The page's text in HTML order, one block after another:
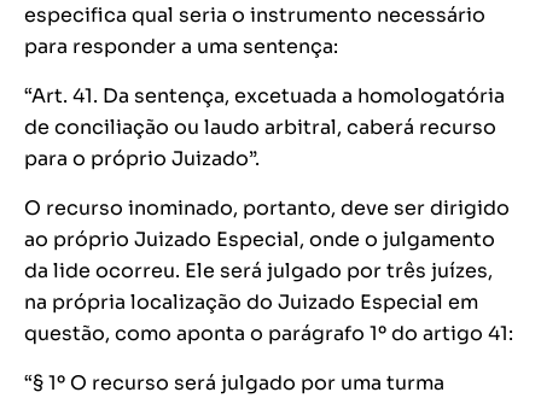
especifica qual seria o instrumento necessário
para responder a uma sentença:
“Art. 41. Da sentença, excetuada a homologatória
de conciliação ou laudo arbitral, caberá recurso
para o próprio Juizado”.
O recurso inominado, portanto, deve ser dirigido
ao próprio Juizado Especial, onde o julgamento
da lide ocorreu. Ele será julgado por três juízes,
na própria localização do Juizado Especial em
questão, como aponta o parágrafo 1º do artigo 41:
“§ 1º O recurso será julgado por uma turma